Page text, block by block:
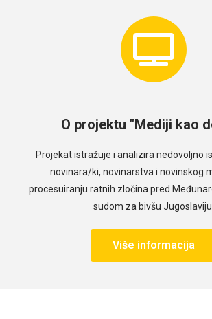
O projektu "Mediji kao
Projekat istražuje i analizira nedovoljno
novinara/ki, novinarstva i novinskog
procesuiranju ratnih zločina pred
sudom za bivšu Jugoslaviju.
Više informacija